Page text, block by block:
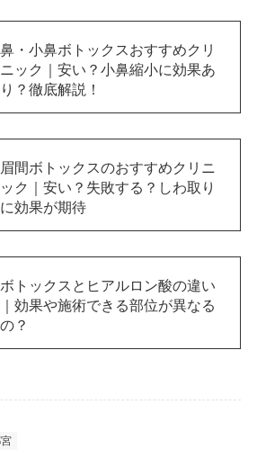
鼻・小鼻ボトックスおすすめクリ
ニック｜安い？小鼻縮小に効果あ
り？徹底解説！
眉間ボトックスのおすすめクリニ
ック｜安い？失敗する？しわ取り
に効果が期待
ボトックスとヒアルロン酸の違い
｜効果や施術できる部位が異なる
の？